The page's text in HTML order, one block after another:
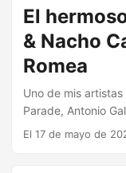
currándose su
creaciones se
que pensara en
persona no muy
que soy de los
complicado dar
El
& Nacho
Romea
Uno de mis
Parade, Antonio
gran influencia
El 17 de mayo de